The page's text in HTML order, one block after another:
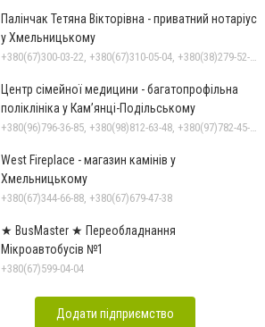
Палінчак Тетяна Вікторівна - приватний нотаріус
у Хмельницькому
+380(67)300-03-22, +380(67)310-05-04, +380(38)279-52-33
Центр сімейної медицини - багатопрофільна
поліклініка у Кам’янці-Подільському
+380(96)796-36-85, +380(98)812-63-48, +380(97)782-45-70
West Fireplace - магазин камінів у
Хмельницькому
+380(67)344-66-88, +380(67)679-47-38
★ BusMaster ★ Переобладнання
Мікроавтобусів №1
+380(67)599-04-04
Додати підприємство